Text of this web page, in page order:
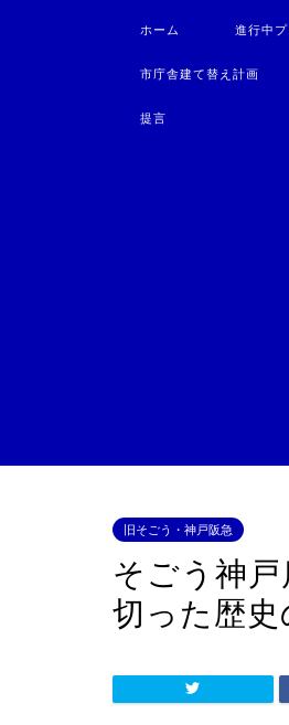
ホーム 進行中
市庁舎建て替え計画
提言
旧そごう・神戸阪急
そごう神
切った歴史